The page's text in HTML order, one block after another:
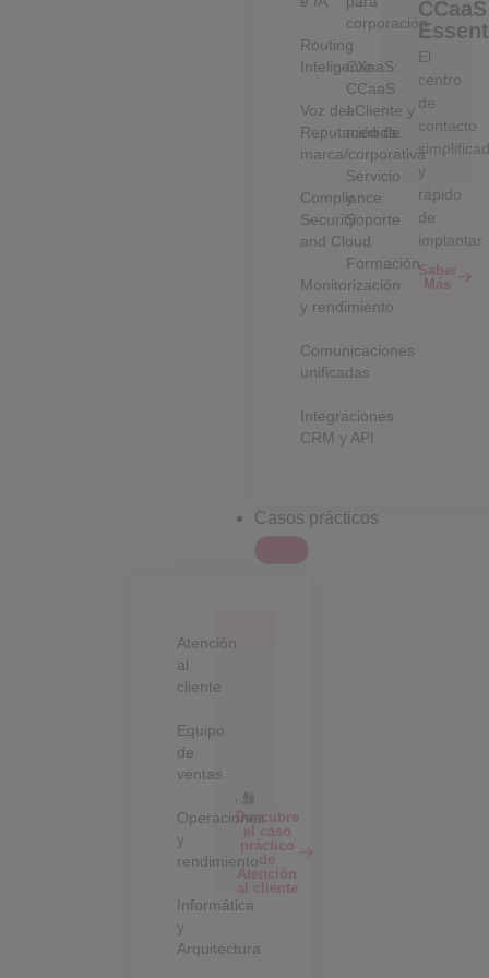
Routing
Inteligente
Voz del Cliente y
Reputación de
marca/corporativa
Compliance
Security
and Cloud
Monitorización
y rendimiento
Comunicaciones
unificadas
Integraciones
CRM y API
corporación
CXaaS:
CCaaS
a
medida
Servicio
y
Soporte
Formación
CCaaS
El
centro
de
contacto
y
rápido
de
implantar
Saber
Más
Casos prácticos
Atención
al
cliente
Equipo
de
ventas
Operaciones
y
rendimiento
Informática
y
Arquitectura
Descubre
el caso
práctico
de
Atención
al cliente